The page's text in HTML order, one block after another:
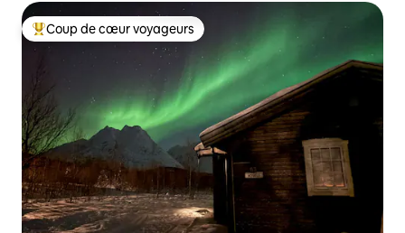
Coups de cœur voyageurs les plus appréciés
Coup de cœur voyageurs